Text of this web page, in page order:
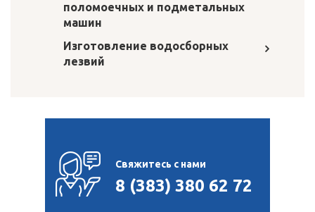
поломоечных и подметальных
машин
Изготовление водосборных
лезвий
Свяжитесь с нами
8 (383) 380 62 72